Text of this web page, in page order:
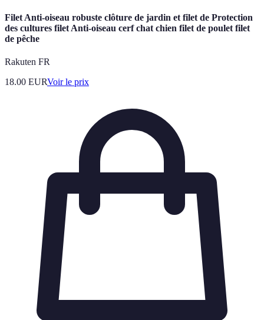
Filet Anti-oiseau robuste clôture de jardin et filet de Protection
des cultures filet Anti-oiseau cerf chat chien filet de poulet filet
de pêche
Rakuten FR
18.00 EURVoir le prix